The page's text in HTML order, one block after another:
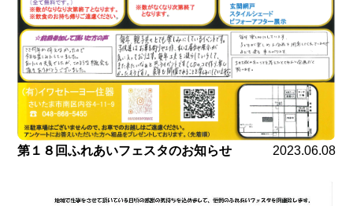
第１８回ふれあいフェスタのお知らせ 2023.06.08